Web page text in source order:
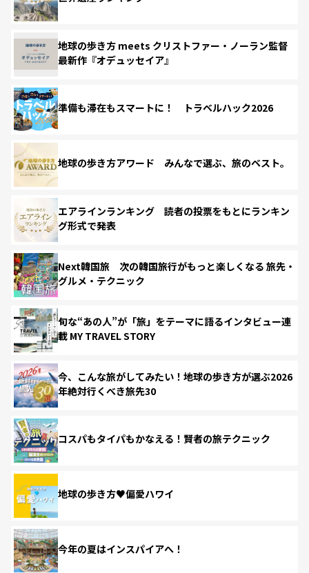
地球の歩き方 meets クリストファー・ノーラン監督
最新作『オデュッセイア』
準備も滞在もスマートに！ トラベルハック2026
地球の歩き方アワード みんなで選ぶ、旅のベスト。
エアラインランキング 読者の投票をもとにランキン
グ形式で発表
Next韓国旅 次の韓国旅行がもっと楽しくなる 旅先・
グルメ・テクニック
旬な“あの人”が「旅」をテーマに語るインタビュー連
載 MY TRAVEL STORY
今、こんな旅がしてみたい！地球の歩き方が選ぶ2026
年絶対行くべき旅先30
コスパもタイパもかなえる！賢者の旅テクニック
地球の歩き方♥偏愛ハワイ
今年の夏はインスパイアへ！